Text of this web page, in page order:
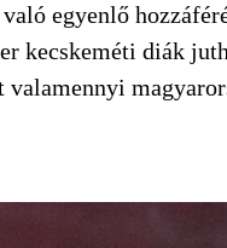
egyenlő
kecskeméti diák